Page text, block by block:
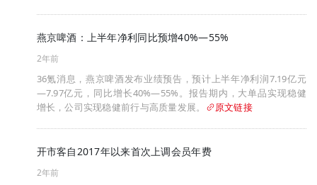
燕京啤酒：上半年净利同比预增40%—55%
2年前
36氪消息，燕京啤酒发布业绩预告，预计上半年净利润7.19亿元
—7.97亿元，同比增长40%—55%。报告期内，大单品实现稳健
增长，公司实现稳健前行与高质量发展。
原文链接
开市客自2017年以来首次上调会员年费
2年前